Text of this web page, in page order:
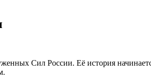
Сил России. Её история